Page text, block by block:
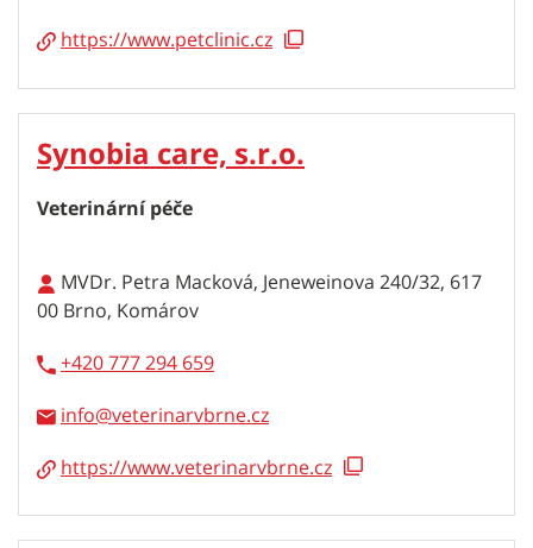
https://www.petclinic.cz
Synobia care, s.r.o.
Veterinární péče
MVDr. Petra Macková, Jeneweinova 240/32, 617
00 Brno, Komárov
+420 777 294 659
info
https://www.veterinarvbrne.cz